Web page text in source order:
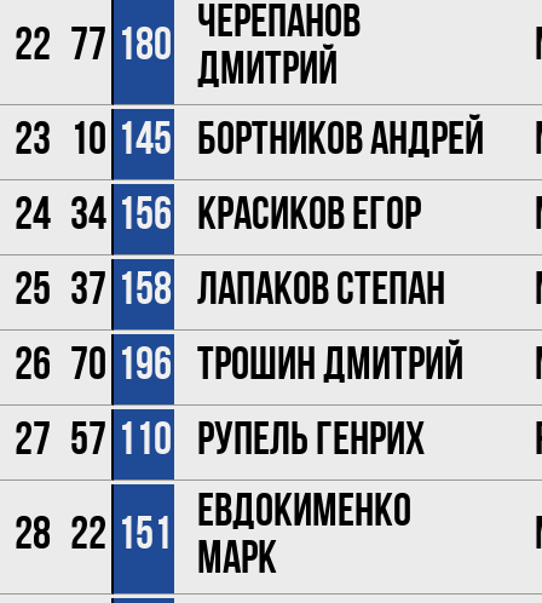
22 77 180 Черепанов
Дмитрий
23 10 145 Бортников Андрей
24 34 156 Красиков Егор
25 37 158 Лапаков Степан
26 70 196 Трошин Дмитрий
27 57 110 Рупель Генрих
28 22 151
Евдокименко
Марк